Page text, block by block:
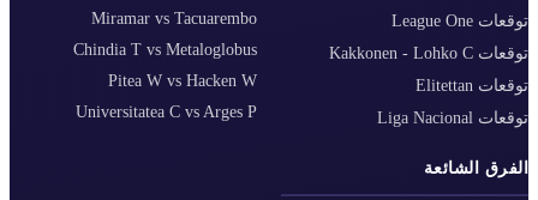
توقعات League One
توقعات Kakkonen - Lohko C
توقعات Elitettan
توقعات Liga Nacional
Miramar vs Tacuarembo
Chindia T vs Metaloglobus
Pitea W vs Hacken W
Universitatea C vs Arges P
الفرق الشائعة